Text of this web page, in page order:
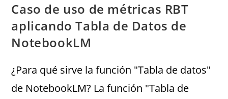
Caso de uso de métricas RBT
aplicando Tabla de Datos de
NotebookLM
¿Para qué sirve la función "Tabla de datos"
de NotebookLM? La función "Tabla de